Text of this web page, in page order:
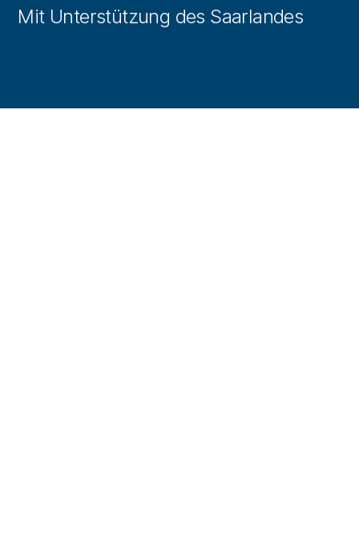
Mit Unterstützung des Saarlandes